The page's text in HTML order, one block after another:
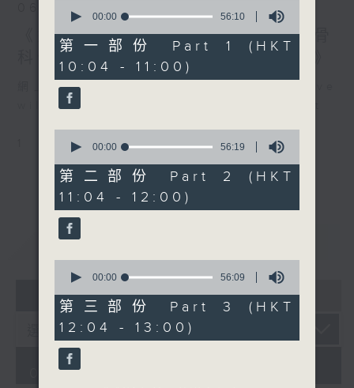
編導：周綺玲、鄧添樂
監製：梁學曦
* 早上十一時十分，香港電台第五台、港台電視31，電
台電視同步直播！
06/08/2026
《好玩醫學》颱風季節對老友記嘅骨
科健康有咩影響？／《香江私房菜》
網上直播完畢稍後提供節目重溫。 Archive
will be available after live webcast
重溫
07 - 08 2026
06/08/2026
seconds
56
minutes,
10
seconds
00:00 56:10
第一部份 Part 1 (HKT
10:04 - 11:00)
seconds
56
minutes,
19
seconds
00:00 56:19
第二部份 Part 2 (HKT
11:04 - 12:00)
seconds
56
minutes,
9
seconds
00:00 56:09
第三部份 Part 3 (HKT
12:04 - 13:00)